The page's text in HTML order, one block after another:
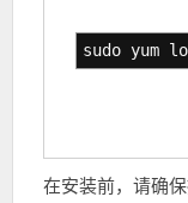
sudo yum
在安装前，请确